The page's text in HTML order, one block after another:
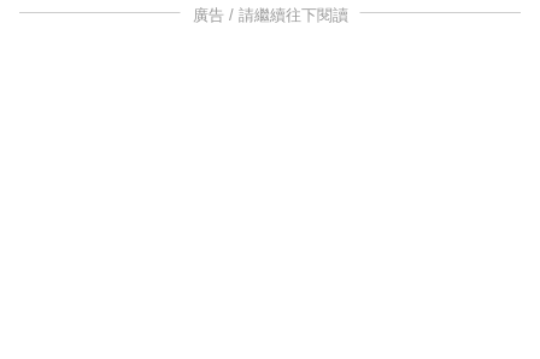
廣告 / 請繼續往下閱讀